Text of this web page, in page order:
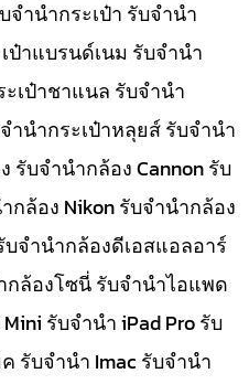
ำนำกระเป๋า รับจำนำ
ป๋าแบรนด์เนม รับจำนำ
ะเป๋าชาแนล รับจำนำ
จำนำกระเป๋าหลุยส์ รับจำนำ
รับจำนำกล้อง Cannon รับ
ล้อง Nikon รับจำนำกล้อง
บจำนำกล้องดีเอสแอลอาร์
กล้องโซนี่ รับจำนำไอแพด
รับจำนำ iPad Pro รับ
รับจำนำ Imac รับจำนำ